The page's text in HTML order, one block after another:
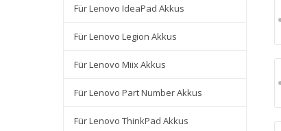
Für Lenovo IdeaPad Akkus
Für Lenovo Legion Akkus
Für Lenovo Miix Akkus
Für Lenovo Part Number Akkus
Für Lenovo ThinkPad Akkus